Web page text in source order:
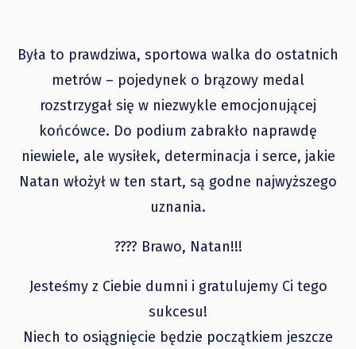
Była to prawdziwa, sportowa walka do ostatnich
metrów – pojedynek o brązowy medal
rozstrzygał się w niezwykle emocjonującej
końcówce. Do podium zabrakło naprawdę
niewiele, ale wysiłek, determinacja i serce, jakie
Natan włożył w ten start, są godne najwyższego
uznania.
???? Brawo, Natan!!!
Jesteśmy z Ciebie dumni i gratulujemy Ci tego
sukcesu!
Niech to osiągnięcie będzie początkiem jeszcze